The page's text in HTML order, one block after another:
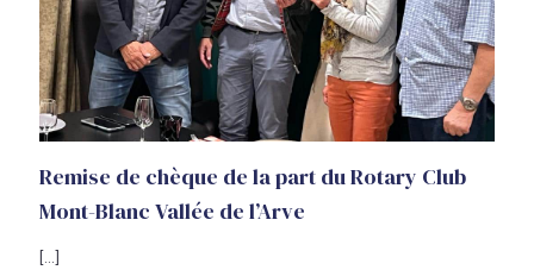
Remise de chèque de la part du Rotary Club
Mont-Blanc Vallée de l’Arve
[…]